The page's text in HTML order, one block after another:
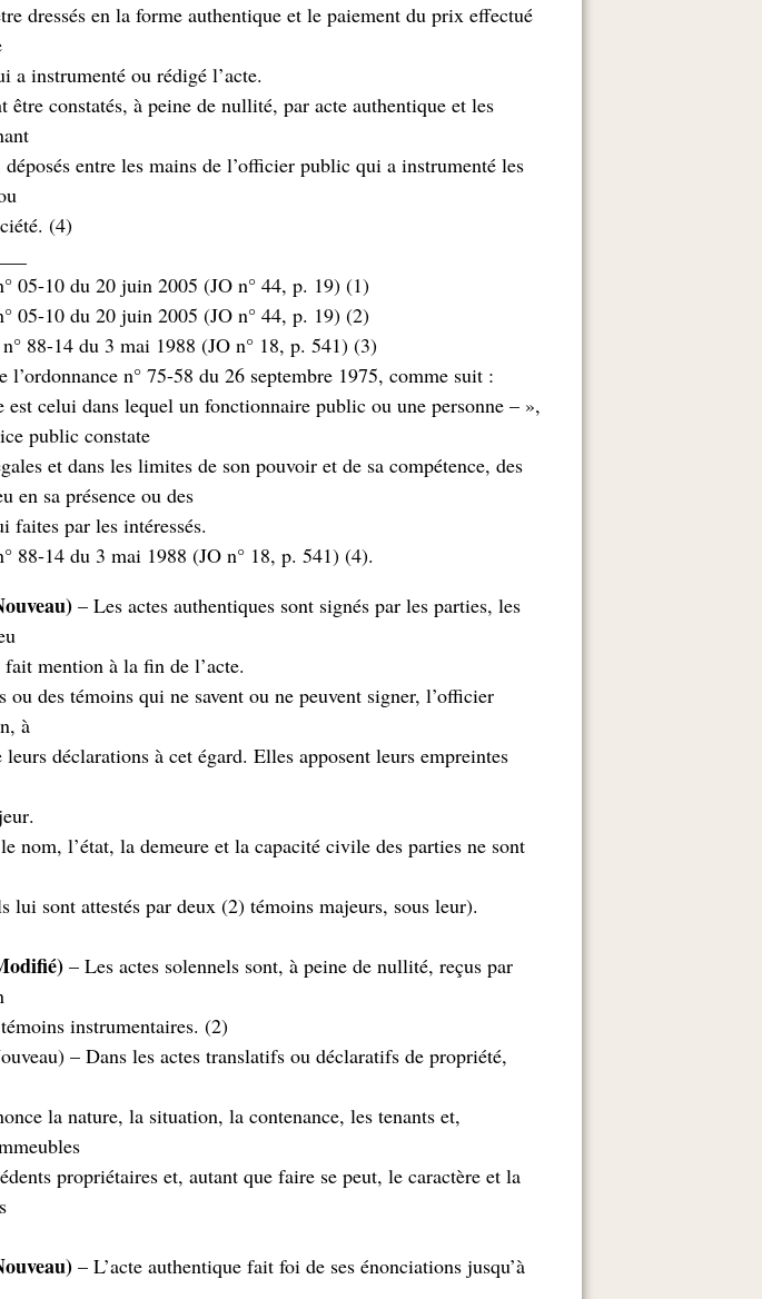
dressés en la forme authentique et le paiement du prix effectué
.l’officier public qui a instrumenté ou rédigé l’acte
être constatés, à peine de nullité, par acte authentique et les
déposés entre les mains de l’officier public qui a instrumenté les
(modificatifs de société. (4
(1) Ajouté par la loi n° 05-10 du 20 juin 2005 (JO n° 44, p. 19)
(2) Ajouté par la loi n° 05-10 du 20 juin 2005 (JO n° 44, p. 19)
(3) Modifié par la loi n° 88-14 du 3 mai 1988 (JO n° 18, p. 541)
: Rédigé en vertu de l’ordonnance n° 75-58 du 26 septembre 1975, comme suit
est celui dans lequel un fonctionnaire public ou une personne
public constate
et dans les limites de son pouvoir et de sa compétence, des
en sa présence ou des
.déclarations à lui faites par les intéressés »
.(4) Ajouté par la loi n° 88-14 du 3 mai 1988 (JO n° 18, p. 541)
– Les actes authentiques sont signés par les parties, les
.et l’officier public fait mention à la fin de l’acte
ou des témoins qui ne savent ou ne peuvent signer, l’officier
à
déclarations à cet égard. Elles apposent leurs empreintes
.empêchement majeur
nom, l’état, la demeure et la capacité civile des parties ne sont
lui sont attestés par deux (2) témoins majeurs, sous leur
– Les actes solennels sont, à peine de nullité, reçus par
(présence de deux témoins instrumentaires. (2
– Dans les actes translatifs ou déclaratifs de propriété
la nature, la situation, la contenance, les tenants et
propriétaires et, autant que faire se peut, le caractère et la
– L’acte authentique fait foi de ses énonciations jusqu’à